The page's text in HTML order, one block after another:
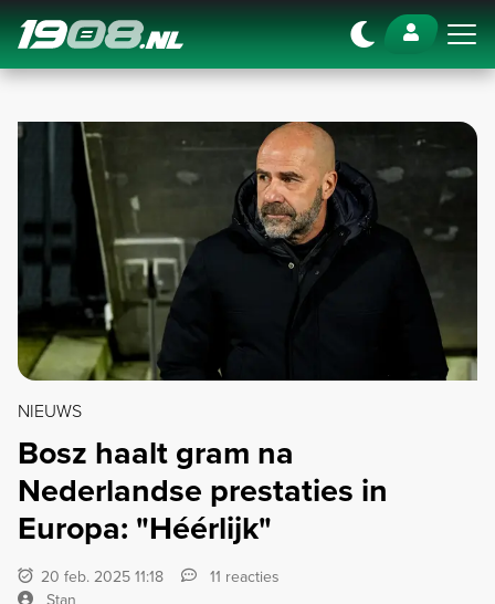
Navigation
NIEUWS
Bosz haalt gram na
Nederlandse prestaties in
Europa: "Héérlijk"
20 feb. 2025 11:18
11 reacties